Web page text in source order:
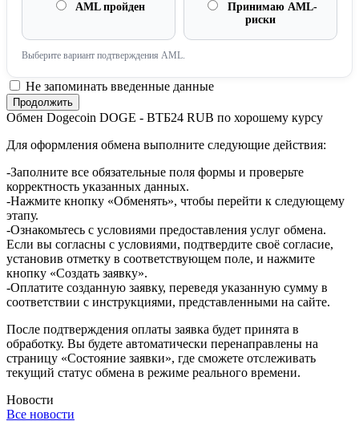
AML пройден
Принимаю AML-
риски
Выберите вариант подтверждения AML.
Не запоминать введенные данные
Обмен Dogecoin DOGE - ВТБ24 RUB по хорошему курсу
Для оформления обмена выполните следующие действия:
-Заполните все обязательные поля формы и проверьте
корректность указанных данных.
-Нажмите кнопку «Обменять», чтобы перейти к следующему
этапу.
-Ознакомьтесь с условиями предоставления услуг обмена.
Если вы согласны с условиями, подтвердите своё согласие,
установив отметку в соответствующем поле, и нажмите
кнопку «Создать заявку».
-Оплатите созданную заявку, переведя указанную сумму в
соответствии с инструкциями, представленными на сайте.
После подтверждения оплаты заявка будет принята в
обработку. Вы будете автоматически перенаправлены на
страницу «Состояние заявки», где сможете отслеживать
текущий статус обмена в режиме реального времени.
Новости
Все новости